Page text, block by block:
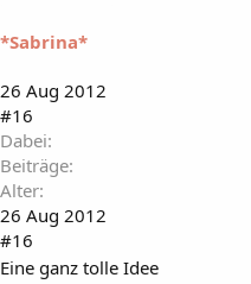
*Sabrina*
26 Aug 2012
#16
Dabei
Beiträge
Alter
26 Aug 2012
#16
Eine ganz tolle Idee